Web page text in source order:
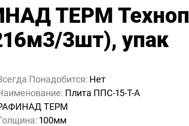
ТЕРМ
3шт), упак
Понадобится: Нет
Плита ППС-15-Т-А
ТЕРМ
100мм